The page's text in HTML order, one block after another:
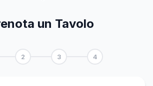
un Tavolo
2 3 4